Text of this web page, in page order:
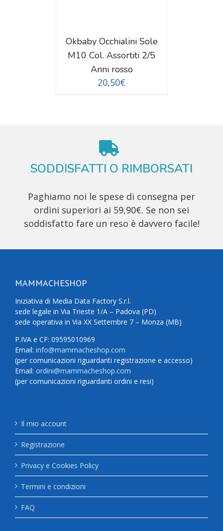
Okbaby Occhialini Sole
M10 Col. Assortiti 2/5
Anni rosso
20,50€
SODDISFATTI O RIMBORSATI
Paghiamo noi le spese di consegna per
ordini superiori ai 59,90€. Se non sei
soddisfatto fare un reso è davvero facile!
MAMMACHESHOP
Iniziativa di Media Data Factory S.r.l.
sede legale in Via Trieste 1/A – Padova (PD)
sede operativa in Via XX Settembre 7 – Monza (MB)
P.IVA e CF: 09595010969
Email: info@mammacheshop.com
(per comunicazioni riguardanti registrazione e accesso)
Email: ordini@mammacheshop.com
(per comunicazioni riguardanti ordini e resi)
Il mio account
Registrazione
Privacy e Cookies Policy
Termini e condizioni
FAQ